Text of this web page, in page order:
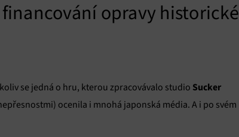
opravy historické
se jedná o hru, kterou zpracovávalo studio Sucker
ocenila i mnohá japonská média. A i po svém